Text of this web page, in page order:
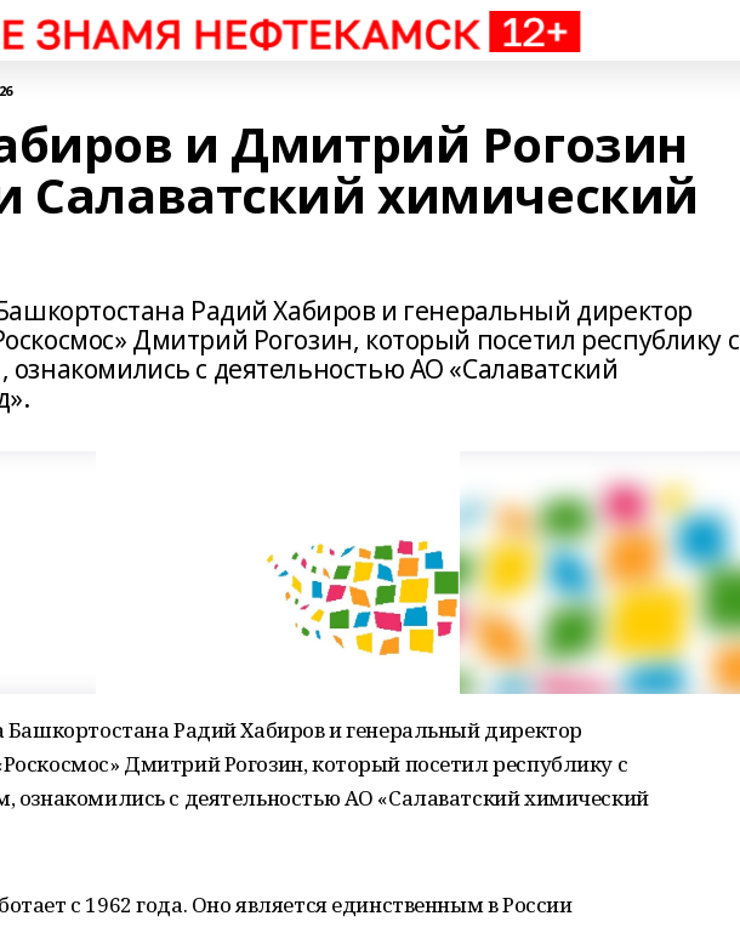
и Дмитрий Рогозин
Салаватский химический
Радий Хабиров и генеральный директор
Дмитрий Рогозин, который посетил республику с
с деятельностью АО «Салаватский
Башкортостана Радий Хабиров и генеральный директор
Дмитрий Рогозин, который посетил республику с
ознакомились с деятельностью АО «Салаватский химический
с 1962 года. Оно является единственным в России